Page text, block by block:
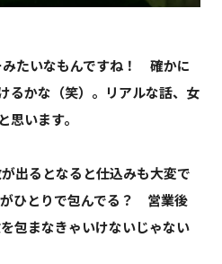
たいなもんですね！ 確かに
るかな（笑）。リアルな話、女
います。
出るとなると仕込みも大変で
ひとりで包んでる？ 営業後
包まなきゃいけないじゃない